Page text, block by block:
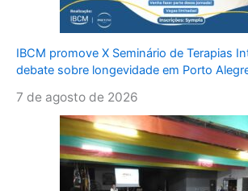
IBCM promove X Seminário de Terapias
debate sobre longevidade em Porto
7 de agosto de 2026